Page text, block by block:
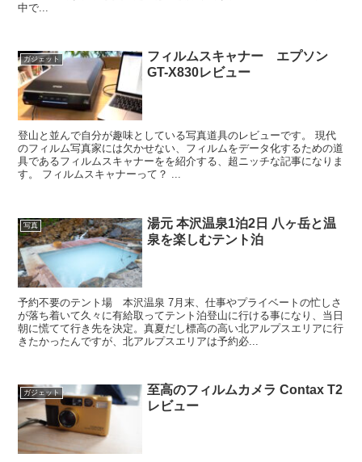
中で...
ガジェット
フィルムスキャナー エプソン
GT-X830レビュー
登山と並んで自分が趣味としている写真道具のレビューです。 現代
のフィルム写真家には欠かせない、フィルムをデータ化するための道
具であるフィルムスキャナーをを紹介する、超ニッチな記事になりま
す。 フィルムスキャナーって？ ...
写真
湯元 本沢温泉1泊2日 八ヶ岳と温
泉を楽しむテント泊
予約不要のテント場 本沢温泉 7月末、仕事やプライベートの忙しさ
が落ち着いて久々に有給取ってテント泊登山に行ける事になり、当日
朝に慌てて行き先を決定。真夏だし標高の高い北アルプスエリアに行
きたかったんですが、北アルプスエリアは予約必...
ガジェット
至高のフィルムカメラ Contax T2
レビュー